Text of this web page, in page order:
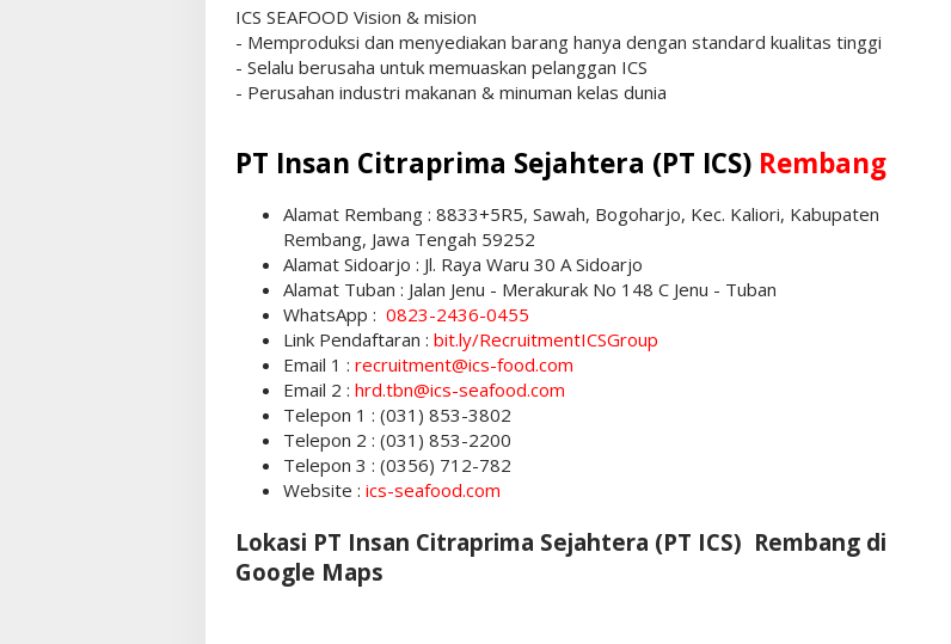
ICS SEAFOOD Vision & mision
- Memproduksi dan menyediakan barang hanya dengan standard kualitas tinggi
- Selalu berusaha untuk memuaskan pelanggan ICS
- Perusahan industri makanan & minuman kelas dunia
PT Insan Citraprima Sejahtera (PT ICS) Rembang
Alamat Rembang : 8833+5R5, Sawah, Bogoharjo, Kec. Kaliori, Kabupaten
Rembang, Jawa Tengah 59252
Alamat Sidoarjo : Jl. Raya Waru 30 A Sidoarjo
Alamat Tuban : Jalan Jenu - Merakurak No 148 C Jenu - Tuban
WhatsApp : 0823-2436-0455
Link Pendaftaran : bit.ly/RecruitmentICSGroup
Email 1 : recruitment@ics-food.com
Email 2 : hrd.tbn@ics-seafood.com
Telepon 1 : (031) 853-3802
Telepon 2 : (031) 853-2200
Telepon 3 : (0356) 712-782
Website : ics-seafood.com
Lokasi PT Insan Citraprima Sejahtera (PT ICS) Rembang di
Google Maps